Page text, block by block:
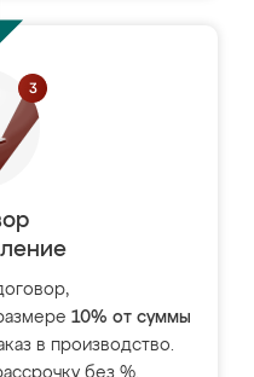
10% от суммы
в производство.
без %.